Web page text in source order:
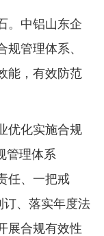
。中铝山东企
管理体系、
能，有效防范
优化实施合规
管理体系
任、一把戒
订、落实年度法
展合规有效性